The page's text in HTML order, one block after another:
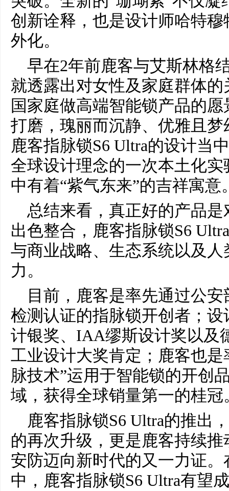
创新诠释，也是设计师哈特穆
外化。
早在2年前鹿客与艾斯林格
就透露出对女性及家庭群体
国家庭做高端智能锁产品的
打磨，瑰丽而沉静、优雅且
鹿客指脉锁S6 Ultra的设计当
全球设计理念的一次本土化
中有着“紫气东来”的吉祥寓意
总结来看，真正好的产品
出色整合，鹿客指脉锁S6
与商业战略、生态系统以及
力。
目前，鹿客是率先通过公
检测认证的指脉锁开创者；
计银奖、IAA缪斯设计奖以及
工业设计大奖肯定；鹿客也
脉技术”运用于智能锁的开创
域，获得全球销量第一的桂冠
鹿客指脉锁S6 Ultra的推出
的再次升级，更是鹿客持续
安防迈向新时代的又一力证
中，鹿客指脉锁S6 Ultra有望